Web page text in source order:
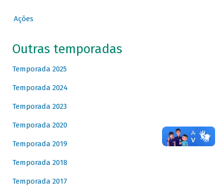
Ações
Outras temporadas
Temporada 2025
Temporada 2024
Temporada 2023
Temporada 2020
Temporada 2019
Temporada 2018
Temporada 2017